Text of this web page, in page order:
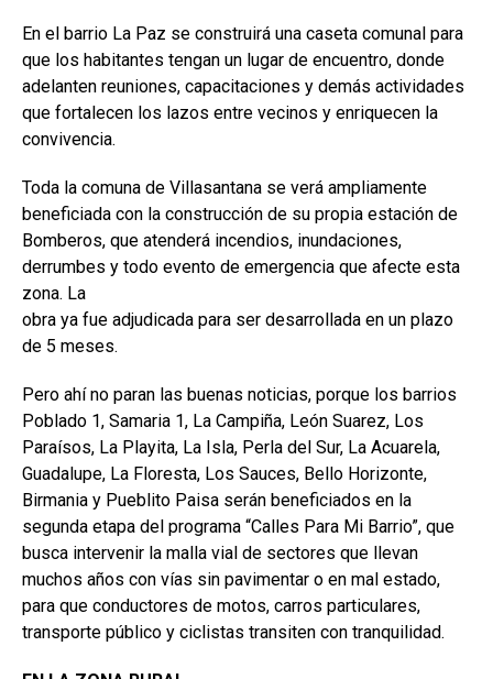
En el barrio La Paz se construirá una caseta comunal para
que los habitantes tengan un lugar de encuentro, donde
adelanten reuniones, capacitaciones y demás actividades
que fortalecen los lazos entre vecinos y enriquecen la
convivencia.
Toda la comuna de Villasantana se verá ampliamente
beneficiada con la construcción de su propia estación de
Bomberos, que atenderá incendios, inundaciones,
derrumbes y todo evento de emergencia que afecte esta
zona. La
obra ya fue adjudicada para ser desarrollada en un plazo
de 5 meses.
Pero ahí no paran las buenas noticias, porque los barrios
Poblado 1, Samaria 1, La Campiña, León Suarez, Los
Paraísos, La Playita, La Isla, Perla del Sur, La Acuarela,
Guadalupe, La Floresta, Los Sauces, Bello Horizonte,
Birmania y Pueblito Paisa serán beneficiados en la
segunda etapa del programa “Calles Para Mi Barrio”, que
busca intervenir la malla vial de sectores que llevan
muchos años con vías sin pavimentar o en mal estado,
para que conductores de motos, carros particulares,
transporte público y ciclistas transiten con tranquilidad.